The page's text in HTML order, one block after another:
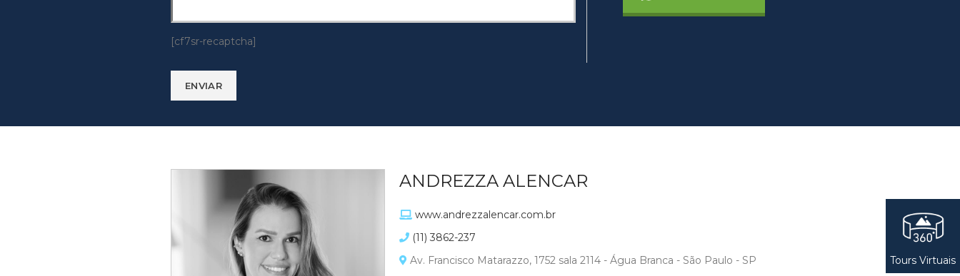
[cf7sr-recaptcha]
ANDREZZA ALENCAR
www.andrezzalencar.com.br
(11) 3862-237
Av. Francisco Matarazzo, 1752 sala 2114 - Água Branca - São Paulo - SP
Tours Virtuais